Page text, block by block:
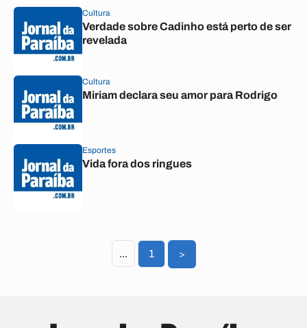
Cultura
Verdade sobre Cadinho está perto de ser
revelada
Cultura
Miriam declara seu amor para Rodrigo
Esportes
Vida fora dos ringues
... 1 >